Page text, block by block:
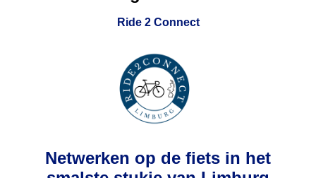
Ride 2 Connect
Netwerken op de fiets in het